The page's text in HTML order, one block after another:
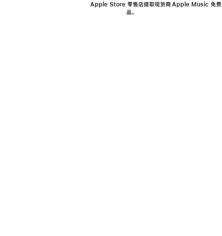
Apple Store 零售店提取现货商
品。
Apple Music 免费